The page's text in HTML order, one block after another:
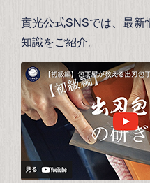
實光公式SNSでは、最
知識をご紹介。